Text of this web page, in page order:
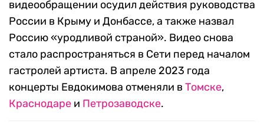
видеообращении осудил действия руководства
России в Крыму и Донбассе, а также назвал
Россию «уродливой страной». Видео снова
стало распространяться в Сети перед началом
гастролей артиста. В апреле 2023 года
концерты Евдокимова отменяли в Томске,
Краснодаре и Петрозаводске.